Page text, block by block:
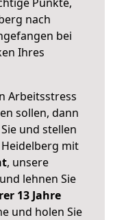
nach
bei
Ihres
Arbeitsstress
sollen, dann
und stellen
mit
, unsere
lehnen Sie
13 Jahre
und holen Sie